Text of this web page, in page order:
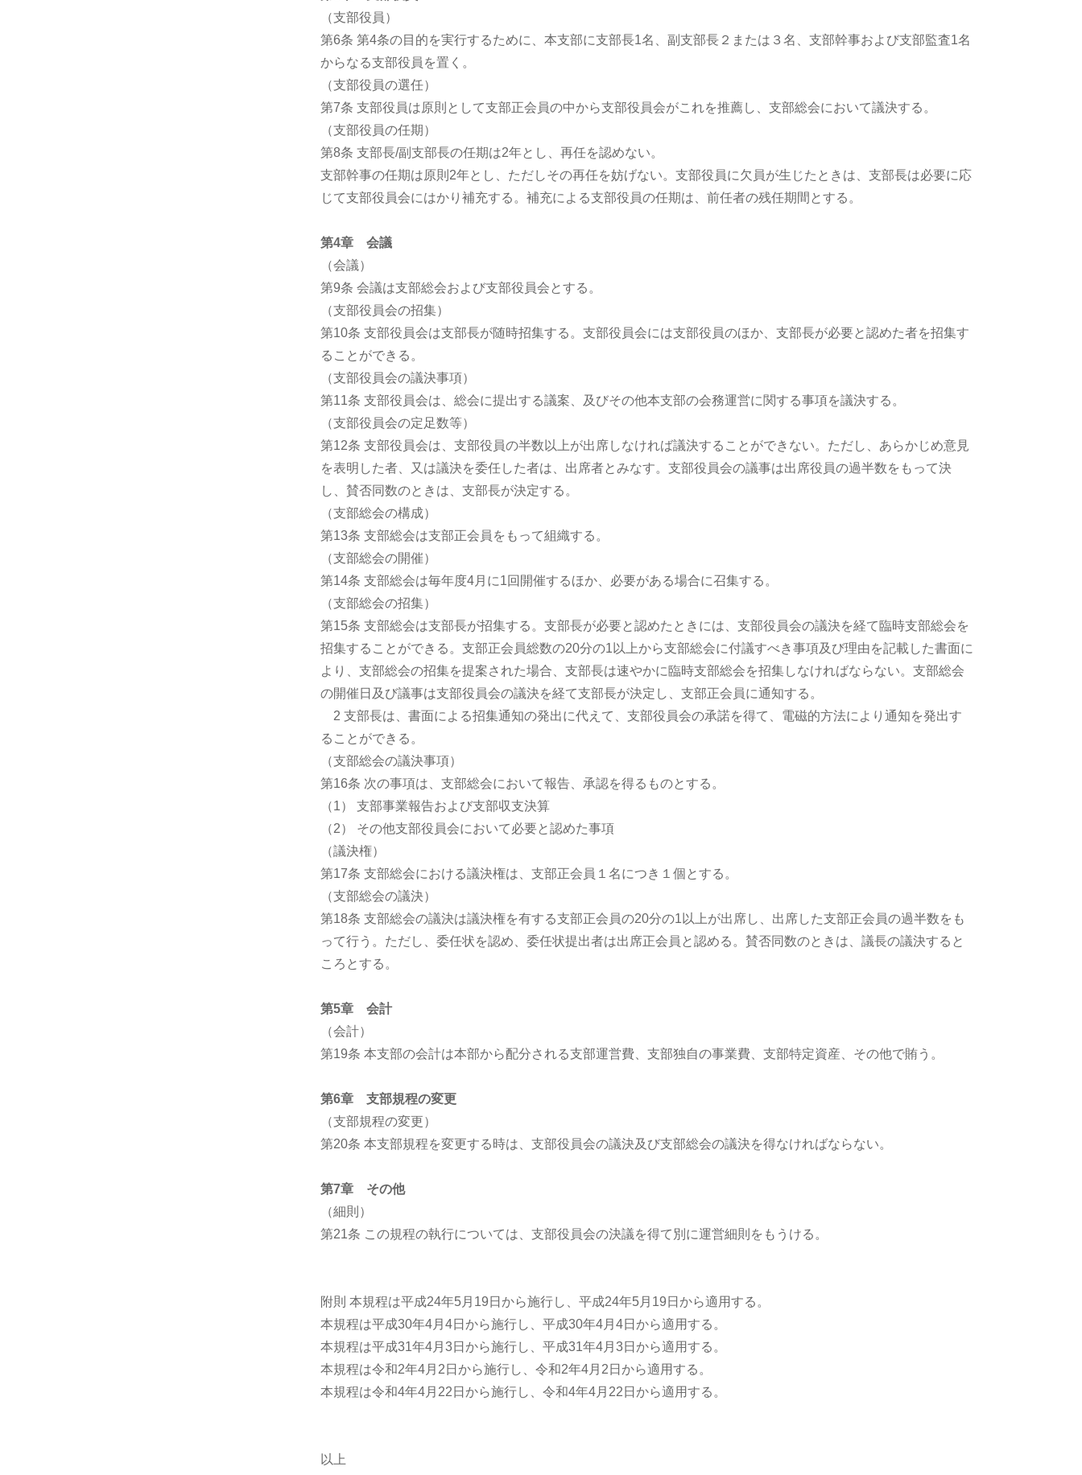
（支部役員）
第6条 第4条の目的を実行するために、本支部に支部長1名、副支部長２または３名、支部幹事および支部監査1名
からなる支部役員を置く。
（支部役員の選任）
第7条 支部役員は原則として支部正会員の中から支部役員会がこれを推薦し、支部総会において議決する。
（支部役員の任期）
第8条 支部長/副支部長の任期は2年とし、再任を認めない。
支部幹事の任期は原則2年とし、ただしその再任を妨げない。支部役員に欠員が生じたときは、支部長は必要に応
じて支部役員会にはかり補充する。補充による支部役員の任期は、前任者の残任期間とする。
第4章 会議
（会議）
第9条 会議は支部総会および支部役員会とする。
（支部役員会の招集）
第10条 支部役員会は支部長が随時招集する。支部役員会には支部役員のほか、支部長が必要と認めた者を招集す
ることができる。
（支部役員会の議決事項）
第11条 支部役員会は、総会に提出する議案、及びその他本支部の会務運営に関する事項を議決する。
（支部役員会の定足数等）
第12条 支部役員会は、支部役員の半数以上が出席しなければ議決することができない。ただし、あらかじめ意見
を表明した者、又は議決を委任した者は、出席者とみなす。支部役員会の議事は出席役員の過半数をもって決
し、賛否同数のときは、支部長が決定する。
（支部総会の構成）
第13条 支部総会は支部正会員をもって組織する。
（支部総会の開催）
第14条 支部総会は毎年度4月に1回開催するほか、必要がある場合に召集する。
（支部総会の招集）
第15条 支部総会は支部長が招集する。支部長が必要と認めたときには、支部役員会の議決を経て臨時支部総会を
招集することができる。支部正会員総数の20分の1以上から支部総会に付議すべき事項及び理由を記載した書面に
より、支部総会の招集を提案された場合、支部長は速やかに臨時支部総会を招集しなければならない。支部総会
の開催日及び議事は支部役員会の議決を経て支部長が決定し、支部正会員に通知する。
2 支部長は、書面による招集通知の発出に代えて、支部役員会の承諾を得て、電磁的方法により通知を発出す
ることができる。
（支部総会の議決事項）
第16条 次の事項は、支部総会において報告、承認を得るものとする。
（1） 支部事業報告および支部収支決算
（2） その他支部役員会において必要と認めた事項
（議決権）
第17条 支部総会における議決権は、支部正会員１名につき１個とする。
（支部総会の議決）
第18条 支部総会の議決は議決権を有する支部正会員の20分の1以上が出席し、出席した支部正会員の過半数をも
って行う。ただし、委任状を認め、委任状提出者は出席正会員と認める。賛否同数のときは、議長の議決すると
ころとする。
第5章 会計
（会計）
第19条 本支部の会計は本部から配分される支部運営費、支部独自の事業費、支部特定資産、その他で賄う。
第6章 支部規程の変更
（支部規程の変更）
第20条 本支部規程を変更する時は、支部役員会の議決及び支部総会の議決を得なければならない。
第7章 その他
（細則）
第21条 この規程の執行については、支部役員会の決議を得て別に運営細則をもうける。
附則 本規程は平成24年5月19日から施行し、平成24年5月19日から適用する。
本規程は平成30年4月4日から施行し、平成30年4月4日から適用する。
本規程は平成31年4月3日から施行し、平成31年4月3日から適用する。
本規程は令和2年4月2日から施行し、令和2年4月2日から適用する。
本規程は令和4年4月22日から施行し、令和4年4月22日から適用する。
以上